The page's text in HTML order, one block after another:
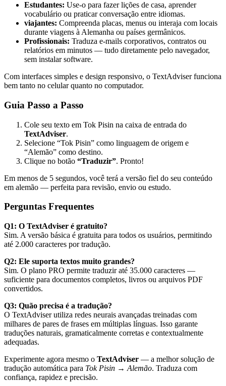
Estudantes: Use-o para fazer lições de casa, aprender
vocabulário ou praticar conversação entre idiomas.
viajantes: Compreenda placas, menus ou interaja com locais
durante viagens à Alemanha ou países germânicos.
Profissionais: Traduza e-mails corporativos, contratos ou
relatórios em minutos — tudo diretamente pelo navegador,
sem instalar software.
Com interfaces simples e design responsivo, o TextAdviser funciona
bem tanto no celular quanto no computador.
Guia Passo a Passo
Cole seu texto em Tok Pisin na caixa de entrada do
TextAdviser.
Selecione “Tok Pisin” como linguagem de origem e
“Alemão” como destino.
Clique no botão “Traduzir”. Pronto!
Em menos de 5 segundos, você terá a versão fiel do seu conteúdo
em alemão — perfeita para revisão, envio ou estudo.
Perguntas Frequentes
Q1: O TextAdviser é gratuito?
Sim. A versão básica é gratuita para todos os usuários, permitindo
até 2.000 caracteres por tradução.
Q2: Ele suporta textos muito grandes?
Sim. O plano PRO permite traduzir até 35.000 caracteres —
suficiente para documentos completos, livros ou arquivos PDF
convertidos.
Q3: Quão precisa é a tradução?
O TextAdviser utiliza redes neurais avançadas treinadas com
milhares de pares de frases em múltiplas línguas. Isso garante
traduções naturais, gramaticalmente corretas e contextualmente
adequadas.
Experimente agora mesmo o TextAdviser — a melhor solução de
tradução automática para Tok Pisin → Alemão. Traduza com
confiança, rapidez e precisão.